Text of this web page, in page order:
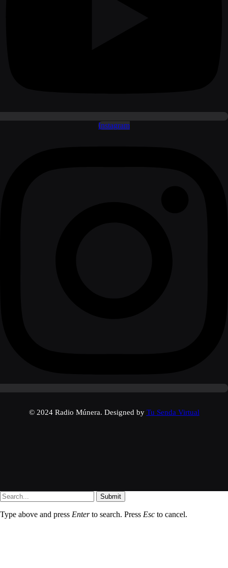
Instagram
© 2024 Radio Múnera. Designed by Tu Senda Virtual
Submit
Type above and press Enterto search. Press Esc to cancel.